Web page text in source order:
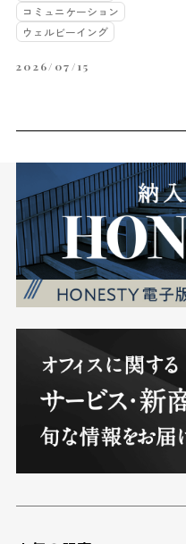
コミュニケーション
ウェルビーイング
2026/07/15